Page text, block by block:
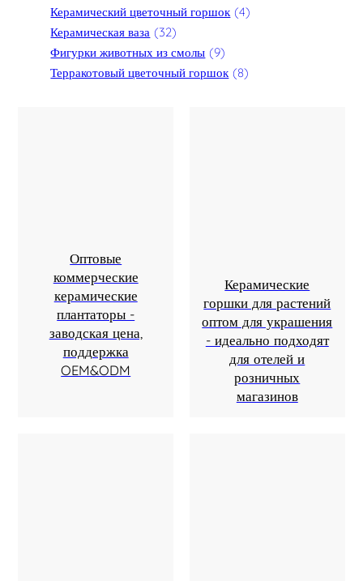
Керамический цветочный горшок (4)
Керамическая ваза (32)
Фигурки животных из смолы (9)
Терракотовый цветочный горшок (8)
Оптовые
коммерческие
керамические
плантаторы -
заводская цена,
поддержка
OEM&ODM
Керамические
горшки для растений
оптом для украшения
- идеально подходят
для отелей и
розничных
магазинов